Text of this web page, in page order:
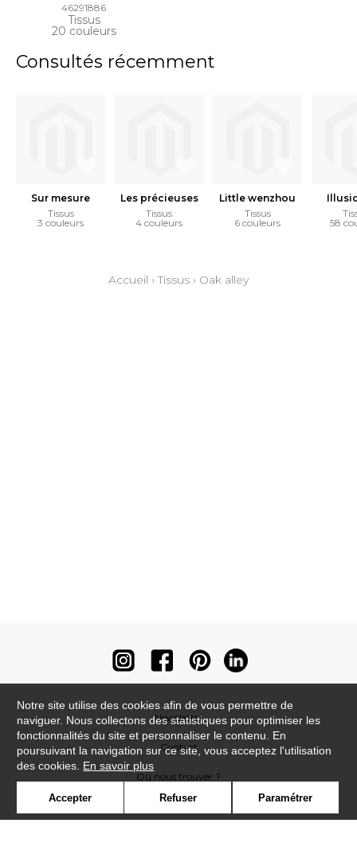
46291886
Tissus
20 couleurs
Consultés récemment
Sur mesure
Tissus
3 couleurs
Les précieuses
Tissus
4 couleurs
Little wenzhou
Tissus
6 couleurs
58
Accueil ›Tissus › Oak alley
Newsletter
Contact
Où nous trouver ?
Notre site utilise des cookies afin de vous permettre de
naviguer. Nous collectons des statistiques pour optimiser les
fonctionnalités du site et personnaliser le contenu. En
poursuivant la navigation sur ce site, vous acceptez l'utilisation
des cookies. En savoir plus
Accepter Refuser Paramétrer